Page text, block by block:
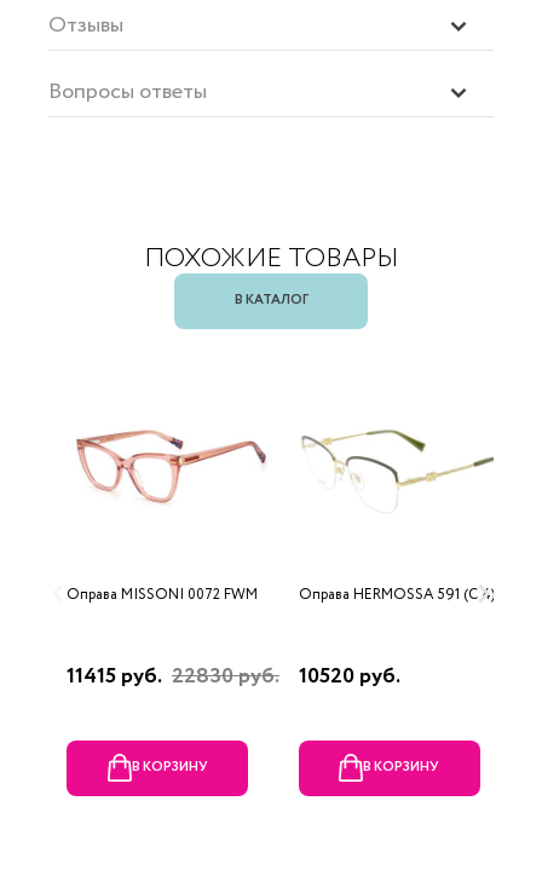
Отзывы
Вопросы ответы
ПОХОЖИЕ ТОВАРЫ
В КАТАЛОГ
Оправа MISSONI 0072 FWM
11415 руб. 22830 руб.
В КОРЗИНУ
Оправа HERMOSSA 591 (C 4)
10520 руб.
В КОРЗИНУ